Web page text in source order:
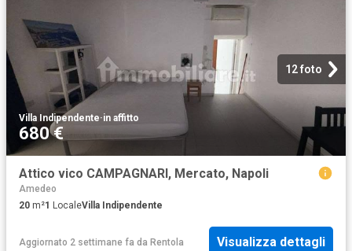
12 foto
Villa Indipendente·in affitto
680 €
Attico vico CAMPAGNARI, Mercato, Napoli
Amedeo
20 m²1 LocaleVilla Indipendente
Aggiornato 2 settimane fa da Rentola Visualizza dettagli